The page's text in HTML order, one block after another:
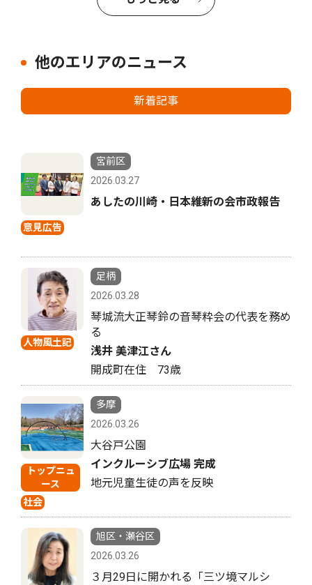
他のエリアのニュース
新着記事
意見広告
宮前区
2026.03.27
あしたの川崎・日本維新の会市政報告
人物風土記
足柄
2026.03.28
琴城流大正琴鈴の音琴粋会の代表を務め
る
浅井 美津江さん
開成町在住 73歳
トップニュ
ース
社会
多摩
2026.03.26
大谷戸公園
インクルーシブ広場 完成
地元児童生徒の声を反映
旭区・瀬谷区
2026.03.26
３月29日に開かれる「三ツ境マルシ